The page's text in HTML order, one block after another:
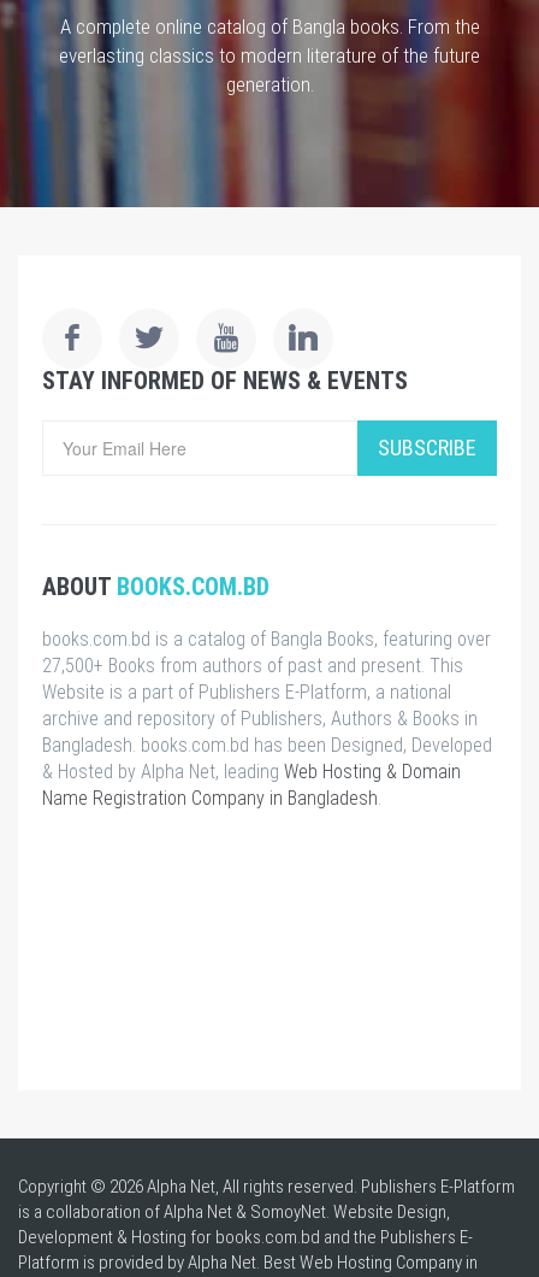
A complete online catalog of Bangla books. From the
everlasting classics to modern literature of the future
generation.
STAY INFORMED OF NEWS & EVENTS
SUBSCRIBE
ABOUT BOOKS.COM.BD
books.com.bd is a catalog of Bangla Books, featuring over
27,500+ Books from authors of past and present. This
Website is a part of Publishers E-Platform, a national
archive and repository of Publishers, Authors & Books in
Bangladesh. books.com.bd has been Designed, Developed
& Hosted by Alpha Net, leading Web Hosting & Domain
Name Registration Company in Bangladesh
Copyright © 2026 Alpha Net, All rights reserved. Publishers E-Platform
is a collaboration of Alpha Net & SomoyNet. Website Design,
Development & Hosting for books.com.bd and the Publishers E-
Platform is provided by Alpha Net. BestWeb Hosting Company in